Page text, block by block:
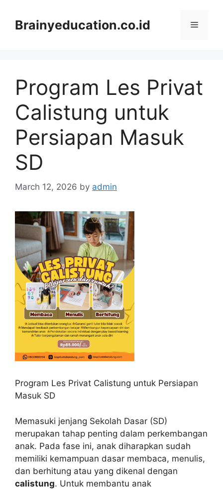
contentBrainyeducation.co.id Menu
Program Les Privat
Calistung untuk
Persiapan Masuk
SD
March 12, 2026 by admin
Program Les Privat Calistung untuk Persiapan
Masuk SD
Memasuki jenjang Sekolah Dasar (SD)
merupakan tahap penting dalam perkembangan
anak. Pada fase ini, anak diharapkan sudah
memiliki kemampuan dasar membaca, menulis,
dan berhitung atau yang dikenal dengan
calistung. Untuk membantu anak